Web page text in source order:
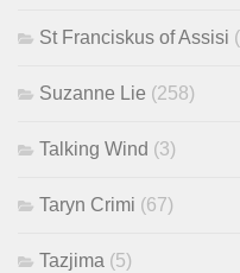
St Franciskus of Assisi
Suzanne Lie (258)
Talking Wind (3)
Taryn Crimi (67)
Tazjima (5)